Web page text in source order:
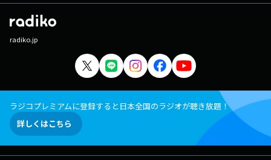
radiko.jp
ラジコプレミアムに登録すると日本全国のラジオが聴き放題！
詳しくはこちら